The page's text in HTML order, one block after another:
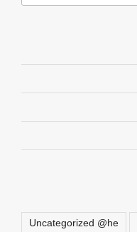
Uncategorized @he